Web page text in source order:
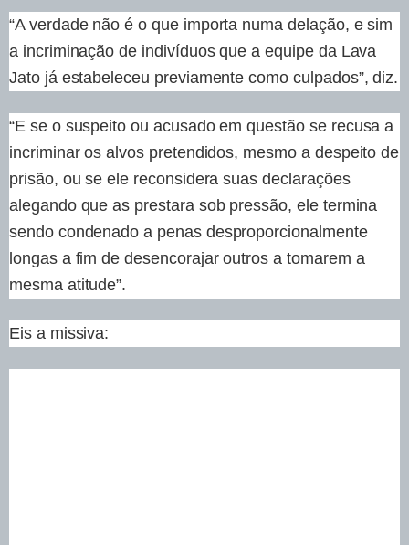
“A verdade não é o que importa numa delação, e sim
a incriminação de indivíduos que a equipe da Lava
Jato já estabeleceu previamente como culpados”, diz.
“E se o suspeito ou acusado em questão se recusa a
incriminar os alvos pretendidos, mesmo a despeito de
prisão, ou se ele reconsidera suas declarações
alegando que as prestara sob pressão, ele termina
sendo condenado a penas desproporcionalmente
longas a fim de desencorajar outros a tomarem a
mesma atitude”.
Eis a missiva: